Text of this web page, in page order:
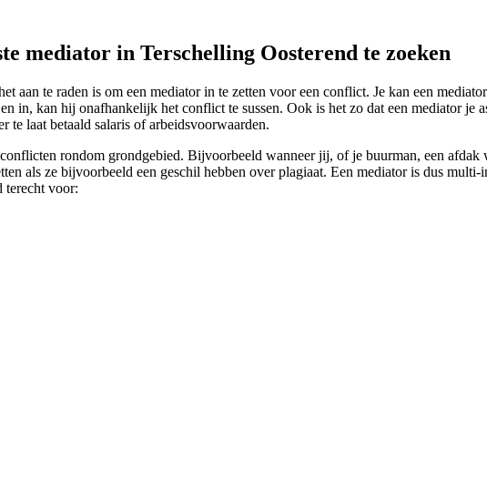
mediator in Terschelling Oosterend te zoeken
aan te raden is om een mediator in te zetten voor een conflict. Je kan een
in, kan hij onafhankelijk het conflict te sussen. Ook is het zo dat een mediator je
te laat betaald salaris of arbeidsvoorwaarden.
rondom grondgebied. Bijvoorbeeld wanneer jij, of je buurman, een afdak
als ze bijvoorbeeld een geschil hebben over plagiaat. Een mediator is dus
terecht voor: